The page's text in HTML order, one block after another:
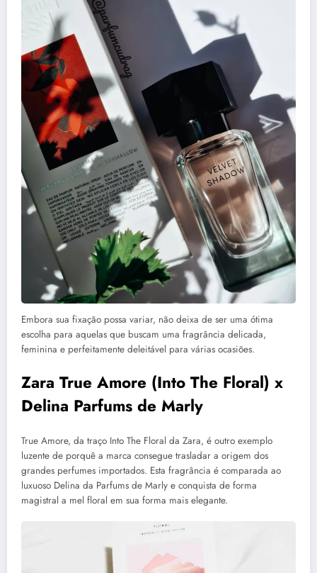
Embora sua fixação possa variar, não deixa de ser uma ótima
escolha para aquelas que buscam uma fragrância delicada,
feminina e perfeitamente deleitável para várias ocasiões.
Zara True Amore (Into The Floral) x
Delina Parfums de Marly
True Amore, da traço Into The Floral da Zara, é outro exemplo
luzente de porquê a marca consegue trasladar a origem dos
grandes perfumes importados. Esta fragrância é comparada ao
luxuoso Delina da Parfums de Marly e conquista de forma
magistral a mel floral em sua forma mais elegante.